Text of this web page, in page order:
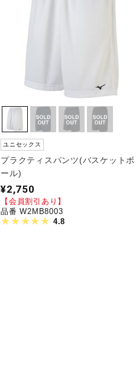
ユニセックス
プラクティスパンツ(バスケットボ
ール)
¥2,750
【会員割引あり】
品番 W2MB8003
4.8